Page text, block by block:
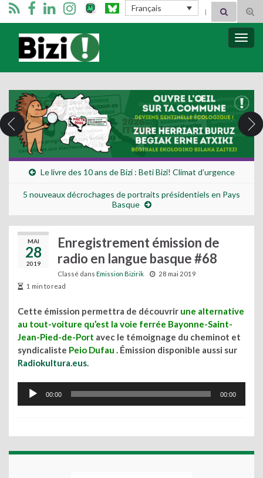
Français Search for:
Bizimugi
Le livre des 10 ans de Bizi : Beti Bizi! Climat d’urgence
5 nouveaux décrochages de portraits présidentiels en Pays
Basque
MAI
28
2019
Enregistrement émission de
radio en langue basque #68
Classé dans Emission Bizirik
28 mai 2019
1 min to read
Cette émission permettra de découvrir une alternative
au tout-voiture qu’est la voie ferrée Bayonne-Saint-
Jean-Pied-de-Port avec le témoignage du cheminot et
syndicaliste Peio Dufau
Émission disponible aussi sur
Radiokultura.eus
Lecteur
audio
00:00 00:00